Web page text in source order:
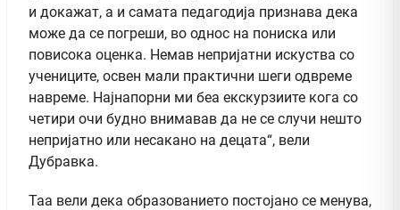
и докажат, а и самата педагодија признава дека
може да се погреши, во однос на пониска или
повисока оценка. Немав непријатни искуства со
учениците, освен мали практични шеги одвреме
навреме. Најнапорни ми беа екскурзиите кога со
четири очи будно внимавав да не се случи нешто
непријатно или несакано на децата“, вели
Дубравка.
Таа вели дека образованието постојано се менува,